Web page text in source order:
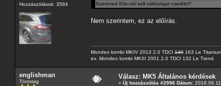
Hozzászólások: 3584
Szerinted 60e-nél kell váltóolajat cserélni?
Nem szerintem, ez az előírás.
Mondeo kombi MKIV 2013 2.0 TDCI 140 163 Le
ex. Mondeo kombi MKIII 2001 2.0 TDCI 132 Le Trend
englishman
Törzstag
Válasz: MK5 Általános kérdések
« Új hozzászólás #2996 Dátum: